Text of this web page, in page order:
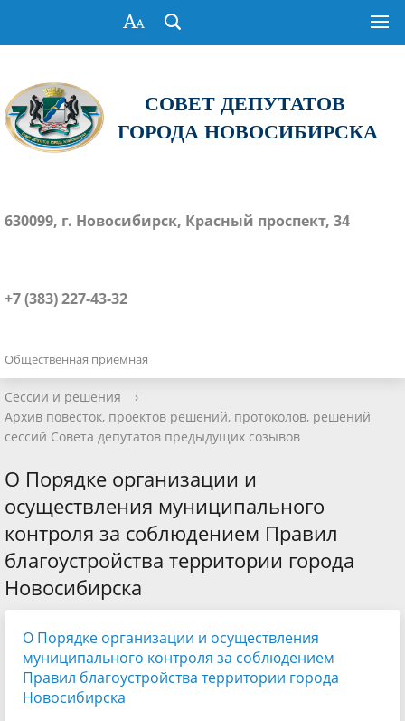
СОВЕТ ДЕПУТАТОВ
ГОРОДА НОВОСИБИРСКА
630099, г. Новосибирск, Красный проспект, 34
+7 (383) 227-43-32
Общественная приемная
Сессии и решения
›
Архив повесток, проектов решений, протоколов, решений
сессий Совета депутатов предыдущих созывов
О Порядке организации и
осуществления муниципального
контроля за соблюдением Правил
благоустройства территории города
Новосибирска
О Порядке организации и осуществления
муниципального контроля за соблюдением
Правил благоустройства территории города
Новосибирска